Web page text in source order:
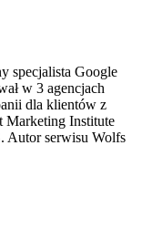
specjalista Google
w 3 agencjach
dla klientów z
Marketing Institute
Autor serwisu Wolfs